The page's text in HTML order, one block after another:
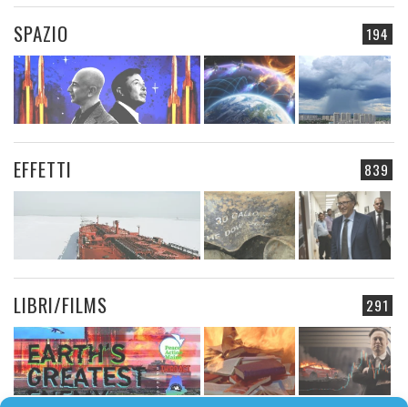
194
SPAZIO
839
EFFETTI
291
LIBRI/FILMS